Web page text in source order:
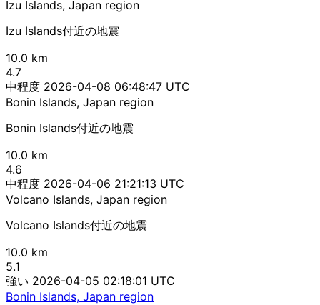
Izu Islands, Japan region
Izu Islands付近の地震
10.0 km
4.7
中程度 2026-04-08 06:48:47 UTC
Bonin Islands, Japan region
Bonin Islands付近の地震
10.0 km
4.6
中程度 2026-04-06 21:21:13 UTC
Volcano Islands, Japan region
Volcano Islands付近の地震
10.0 km
5.1
強い 2026-04-05 02:18:01 UTC
Bonin Islands, Japan region